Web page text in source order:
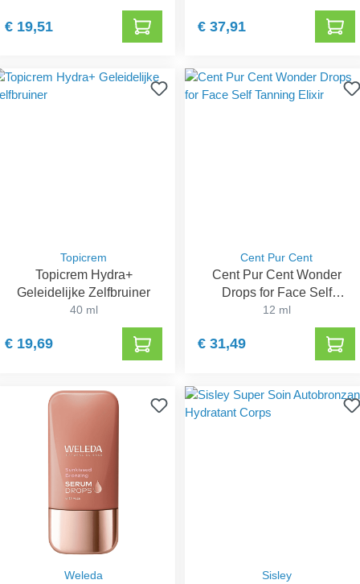
€ 19,51 € 37,91
Topicrem
Topicrem Hydra+
Geleidelijke Zelfbruiner
40 ml
€ 19,69
Cent Pur Cent
Cent Pur Cent Wonder
Drops for Face Self
Tanning Elixir
12 ml
€ 31,49
Weleda Sisley